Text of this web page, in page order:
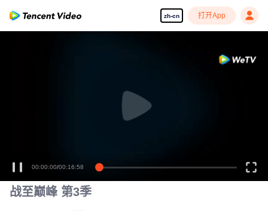
zh-cn 打开App
00:00:00/00:16:58
战至巅峰 第3季